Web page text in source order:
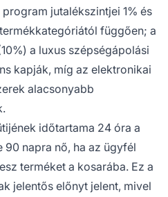
jutalékszintjei 1% és
függően; a
a luxus szépségápolási
kapják, míg az elektronikai
alacsonyabb
időtartama 24 óra a
90 napra nő, ha az ügyfél
terméket a kosarába. Ez a
jelentős előnyt jelent, mivel